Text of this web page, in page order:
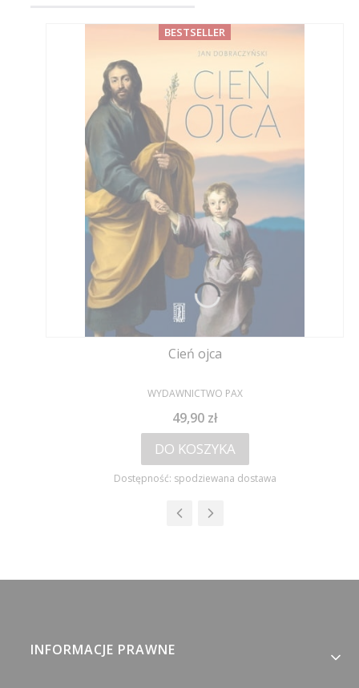
BESTSELLER
Cień ojca
PRODUCENT
WYDAWNICTWO PAX
Cena
49,90 zł
DO KOSZYKA
Dostępność: spodziewana dostawa
Linki w stopce
INFORMACJE PRAWNE